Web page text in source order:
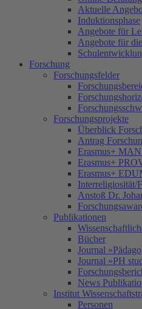
Aktuelle
Induktionsphase
Angebote für
Angebote für
Forschung
Forschungsfelder
Forschungsprojekte
Überblick
Antrag
Erasmus+
Erasmus+
Erasmus+
Interreligiosität/
Anstoß Dr.
Publikationen
Bücher
Journal
Journal »PH
News
Institut
Personen